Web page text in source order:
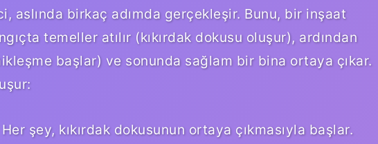
aslında birkaç adımda gerçekleşir. Bunu, bir inşaat
temeller atılır (kıkırdak dokusu oluşur), ardından
başlar) ve sonunda sağlam bir bina ortaya çıkar.
Her şey, kıkırdak dokusunun ortaya çıkmasıyla başlar.